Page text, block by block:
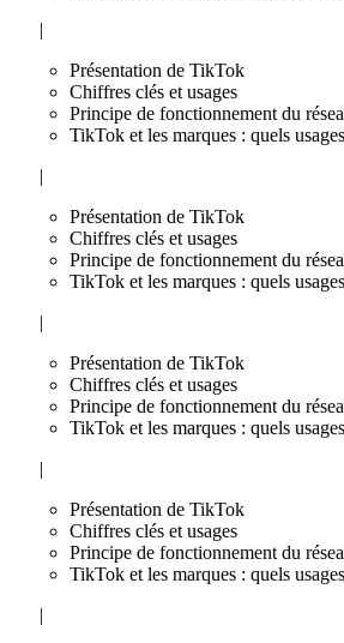
|
Présentation de TikTok
Chiffres clés et usages
Principe de fonctionnement du
TikTok et les marques : quels
|
Présentation de TikTok
Chiffres clés et usages
Principe de fonctionnement du
TikTok et les marques : quels
|
Présentation de TikTok
Chiffres clés et usages
Principe de fonctionnement du
TikTok et les marques : quels
|
Présentation de TikTok
Chiffres clés et usages
Principe de fonctionnement du
TikTok et les marques : quels
|